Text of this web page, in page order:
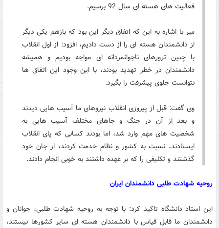
فعالیت های هسته ای سال 92 برسیم.
میر با اشاره به این که اتفاق دیگر این بود که بازهم یکی دیگر
از دانشمندان هسته ای را از دست دادیم، افزود: از اول انقلاب
با چنین ترورهای ناجوانمردانه ای مواجه بودیم و همیشه
دانشمندان در خطر تهدید بودند، با این وجود این اتفاق ها
نتوانست جلوی پیشرفت را بگیرد.
وی گفت: قبل از پیروزی انقلاب نیروهای ما آسیب هایی دیدند
و بعد از آن در جنگ و جاهای مختلف آسیب هایی به
شخصیت های مهم وارد شد، اما بودند کسانی که پای انقلاب
ایستادند، نسبت به کشور و نظام خدمت کردند، از جان خود
گذشتند و تکلیفی را که بر عهده داشتند به خوبی انجام دادند.
روحیه شهادت طلبی دانشمندان ایران
این استاد دانشگاه تاکید کرد: با توجه به روحیه شهادت طلبی، جوانان و
دانشمندان ما قابل قیاس با دانشمندان هسته ای سایر کشورها نیستند،